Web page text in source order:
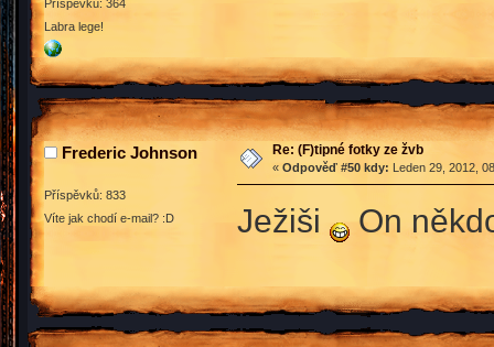
Příspěvků: 364
Labra lege!
Frederic Johnson
Příspěvků: 833
Víte jak chodí e-mail? :D
Re: (F)tipné fotky ze žvb
« Odpověď #50 kdy: Leden 29, 2012,
Ježiši On